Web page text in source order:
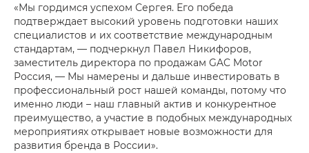
«Мы гордимся успехом Сергея. Его победа
подтверждает высокий уровень подготовки наших
специалистов и их соответствие международным
стандартам, — подчеркнул Павел Никифоров,
заместитель директора по продажам GAC Motor
Россия, — Мы намерены и дальше инвестировать в
профессиональный рост нашей команды, потому что
именно люди – наш главный актив и конкурентное
преимущество, а участие в подобных международных
мероприятиях открывает новые возможности для
развития бренда в России».